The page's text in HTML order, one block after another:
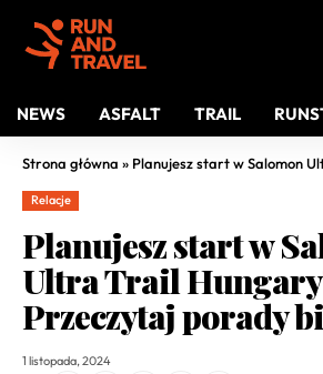
NEWS ASFALT TRAIL
Strona główna » Planujesz start w Salomon Ultra Trail
Relacje
Planujesz start w
Ultra Trail
Przeczytaj porady
1 listopada, 2024